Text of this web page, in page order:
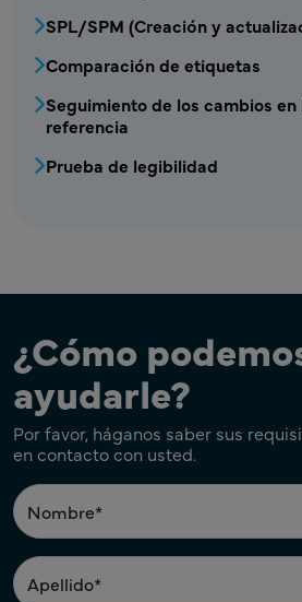
SPL/SPM (Creación y
Comparación de etiquetas
Seguimiento de los cambios
referencia
Prueba de legibilidad
¿Cómo
ayudarle?
Por favor, háganos saber sus
en contacto con usted.